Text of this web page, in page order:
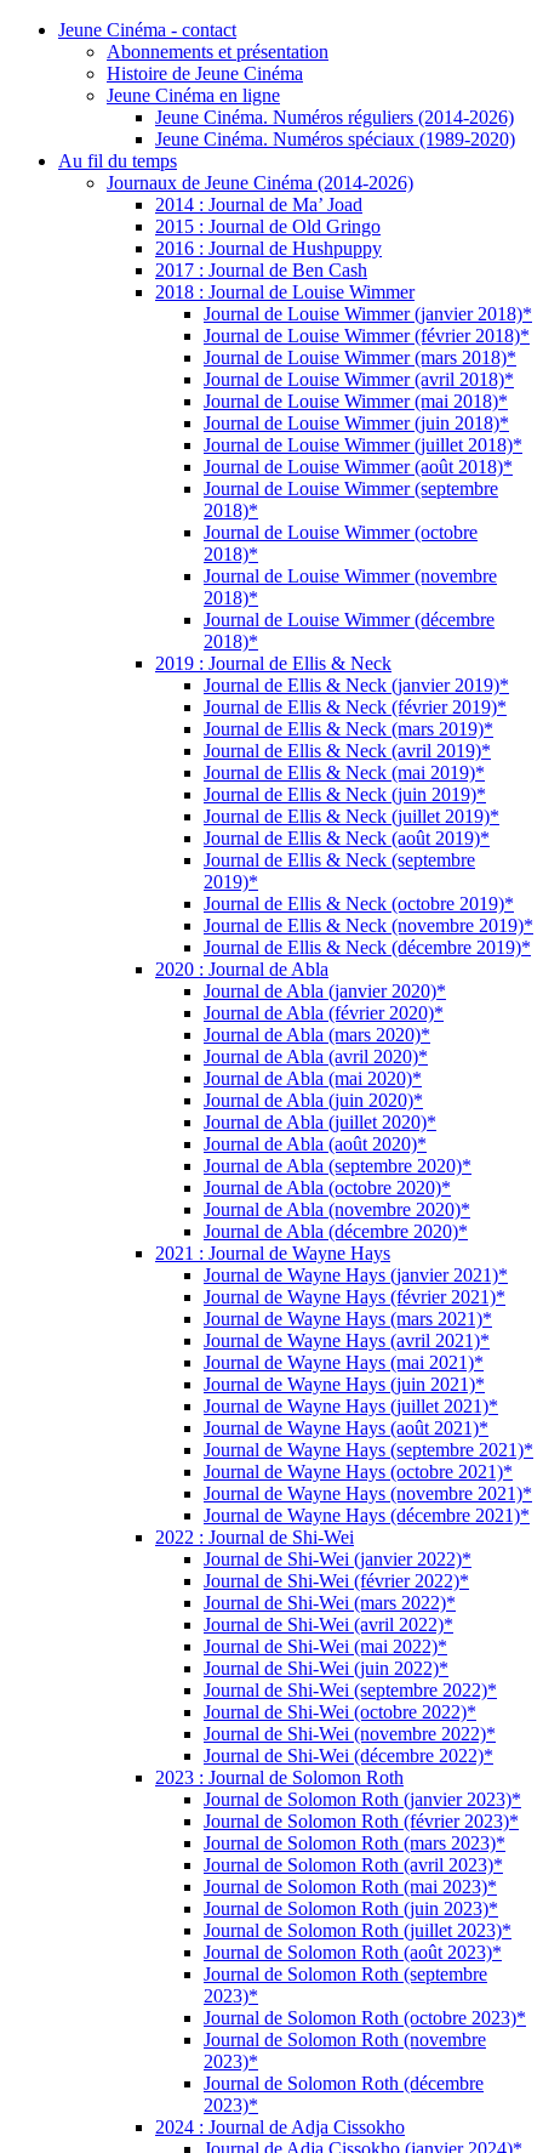
Jeune Cinéma - contact
Abonnements et présentation
Histoire de Jeune Cinéma
Jeune Cinéma en ligne
Jeune Cinéma. Numéros réguliers (2014-2026)
Jeune Cinéma. Numéros spéciaux (1989-2020)
Au fil du temps
Journaux de Jeune Cinéma (2014-2026)
2014 : Journal de Ma’ Joad
2015 : Journal de Old Gringo
2016 : Journal de Hushpuppy
2017 : Journal de Ben Cash
2018 : Journal de Louise Wimmer
Journal de Louise Wimmer (janvier 2018)*
Journal de Louise Wimmer (février 2018)*
Journal de Louise Wimmer (mars 2018)*
Journal de Louise Wimmer (avril 2018)*
Journal de Louise Wimmer (mai 2018)*
Journal de Louise Wimmer (juin 2018)*
Journal de Louise Wimmer (juillet 2018)*
Journal de Louise Wimmer (août 2018)*
Journal de Louise Wimmer (septembre
2018)*
Journal de Louise Wimmer (octobre
2018)*
Journal de Louise Wimmer (novembre
2018)*
Journal de Louise Wimmer (décembre
2018)*
2019 : Journal de Ellis & Neck
Journal de Ellis & Neck (janvier 2019)*
Journal de Ellis & Neck (février 2019)*
Journal de Ellis & Neck (mars 2019)*
Journal de Ellis & Neck (avril 2019)*
Journal de Ellis & Neck (mai 2019)*
Journal de Ellis & Neck (juin 2019)*
Journal de Ellis & Neck (juillet 2019)*
Journal de Ellis & Neck (août 2019)*
Journal de Ellis & Neck (septembre
2019)*
Journal de Ellis & Neck (octobre 2019)*
Journal de Ellis & Neck (novembre 2019)*
Journal de Ellis & Neck (décembre 2019)*
2020 : Journal de Abla
Journal de Abla (janvier 2020)*
Journal de Abla (février 2020)*
Journal de Abla (mars 2020)*
Journal de Abla (avril 2020)*
Journal de Abla (mai 2020)*
Journal de Abla (juin 2020)*
Journal de Abla (juillet 2020)*
Journal de Abla (août 2020)*
Journal de Abla (septembre 2020)*
Journal de Abla (octobre 2020)*
Journal de Abla (novembre 2020)*
Journal de Abla (décembre 2020)*
2021 : Journal de Wayne Hays
Journal de Wayne Hays (janvier 2021)*
Journal de Wayne Hays (février 2021)*
Journal de Wayne Hays (mars 2021)*
Journal de Wayne Hays (avril 2021)*
Journal de Wayne Hays (mai 2021)*
Journal de Wayne Hays (juin 2021)*
Journal de Wayne Hays (juillet 2021)*
Journal de Wayne Hays (août 2021)*
Journal de Wayne Hays (septembre 2021)*
Journal de Wayne Hays (octobre 2021)*
Journal de Wayne Hays (novembre 2021)*
Journal de Wayne Hays (décembre 2021)*
2022 : Journal de Shi-Wei
Journal de Shi-Wei (janvier 2022)*
Journal de Shi-Wei (février 2022)*
Journal de Shi-Wei (mars 2022)*
Journal de Shi-Wei (avril 2022)*
Journal de Shi-Wei (mai 2022)*
Journal de Shi-Wei (juin 2022)*
Journal de Shi-Wei (septembre 2022)*
Journal de Shi-Wei (octobre 2022)*
Journal de Shi-Wei (novembre 2022)*
Journal de Shi-Wei (décembre 2022)*
2023 : Journal de Solomon Roth
Journal de Solomon Roth (janvier 2023)*
Journal de Solomon Roth (février 2023)*
Journal de Solomon Roth (mars 2023)*
Journal de Solomon Roth (avril 2023)*
Journal de Solomon Roth (mai 2023)*
Journal de Solomon Roth (juin 2023)*
Journal de Solomon Roth (juillet 2023)*
Journal de Solomon Roth (août 2023)*
Journal de Solomon Roth (septembre
2023)*
Journal de Solomon Roth (octobre 2023)*
Journal de Solomon Roth (novembre
2023)*
Journal de Solomon Roth (décembre
2023)*
2024 : Journal de Adja Cissokho
Journal de Adja Cissokho (janvier 2024)*